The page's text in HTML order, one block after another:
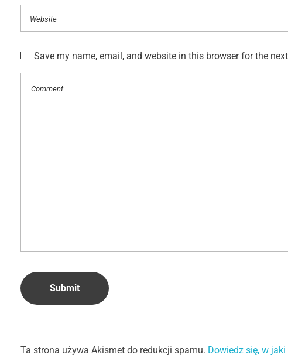
Save my name, email, and website in this browser for the
Ta strona używa Akismet do redukcji spamu. Dowiedz się, w